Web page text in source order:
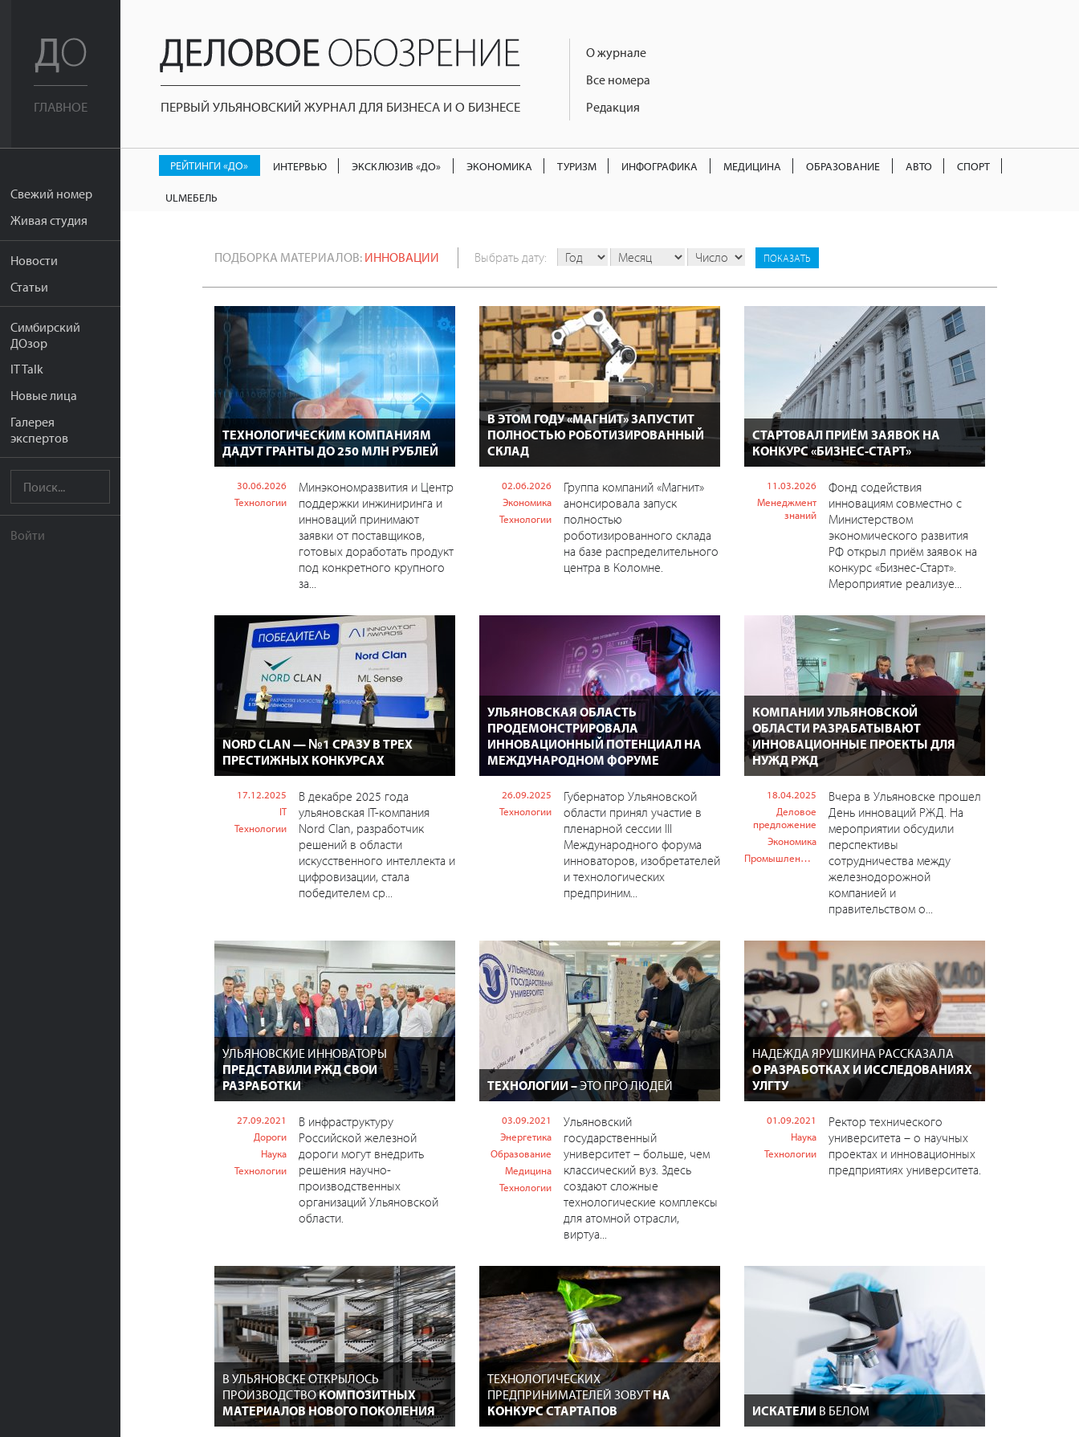
ГЛАВНОЕ
Свежий номер
Живая студия
Новости
Статьи
Симбирский
ДОзор
IT Talk
Новые лица
Галерея
экспертов
Войти
ПЕРВЫЙ УЛЬЯНОВСКИЙ ЖУРНАЛ ДЛЯ БИЗНЕСА И О БИЗНЕСЕ
О журнале
Все номера
Редакция
РЕЙТИНГИ «ДО» ИНТЕРВЬЮ ЭКСКЛЮЗИВ «ДО» ЭКОНОМИКА ТУРИЗМ ИНФОГРАФИКА МЕДИЦИНА ОБРАЗОВАНИЕ АВТО СПОРТ
ULМЕБЕЛЬ
ПОДБОРКА МАТЕРИАЛОВ: ИННОВАЦИИ Выбрать дату:
ТЕХНОЛОГИЧЕСКИМ КОМПАНИЯМ
ДАДУТ ГРАНТЫ ДО 250 МЛН РУБЛЕЙ
30.06.2026
Технологии
Минэкономразвития и Центр
поддержки инжиниринга и
инноваций принимают
заявки от поставщиков,
готовых доработать продукт
под конкретного крупного
за...
В ЭТОМ ГОДУ «МАГНИТ» ЗАПУСТИТ
ПОЛНОСТЬЮ РОБОТИЗИРОВАННЫЙ
СКЛАД
02.06.2026
Экономика
Технологии
Группа компаний «Магнит»
анонсировала запуск
полностью
роботизированного склада
на базе распределительного
центра в Коломне.
СТАРТОВАЛ ПРИЁМ ЗАЯВОК НА
КОНКУРС «БИЗНЕС-СТАРТ»
11.03.2026
Менеджмент
знаний
Фонд содействия
инновациям совместно с
Министерством
экономического развития
РФ открыл приём заявок на
конкурс «Бизнес-Старт».
Мероприятие реализуе...
NORD CLAN — №1 СРАЗУ В ТРЕХ
ПРЕСТИЖНЫХ КОНКУРСАХ
17.12.2025
IT
Технологии
В декабре 2025 года
ульяновская IT-компания
Nord Clan, разработчик
решений в области
искусственного интеллекта и
цифровизации, стала
победителем ср...
УЛЬЯНОВСКАЯ ОБЛАСТЬ
ПРОДЕМОНСТРИРОВАЛА
ИННОВАЦИОННЫЙ ПОТЕНЦИАЛ НА
МЕЖДУНАРОДНОМ ФОРУМЕ
26.09.2025
Технологии
Губернатор Ульяновской
области принял участие в
пленарной сессии III
Международного форума
инноваторов, изобретателей
и технологических
предприним...
КОМПАНИИ УЛЬЯНОВСКОЙ
ОБЛАСТИ РАЗРАБАТЫВАЮТ
ИННОВАЦИОННЫЕ ПРОЕКТЫ ДЛЯ
НУЖД РЖД
18.04.2025
Деловое
предложение
Экономика
Промышленность
Вчера в Ульяновске прошел
День инноваций РЖД. На
мероприятии обсудили
перспективы
сотрудничества между
железнодорожной
компанией и
правительством о...
УЛЬЯНОВСКИЕ ИННОВАТОРЫ
ПРЕДСТАВИЛИ РЖД СВОИ
РАЗРАБОТКИ
27.09.2021
Дороги
Наука
Технологии
В инфраструктуру
Российской железной
дороги могут внедрить
решения научно-
производственных
организаций Ульяновской
области.
ТЕХНОЛОГИИ –ЭТО ПРО ЛЮДЕЙ
03.09.2021
Энергетика
Образование
Медицина
Технологии
Ульяновский
государственный
университет – больше, чем
классический вуз. Здесь
создают сложные
технологические комплексы
для атомной отрасли,
виртуа...
НАДЕЖДА ЯРУШКИНА РАССКАЗАЛА
О РАЗРАБОТКАХ И ИССЛЕДОВАНИЯХ
УЛГТУ
01.09.2021
Наука
Технологии
Ректор технического
университета – о научных
проектах и инновационных
предприятиях университета.
В УЛЬЯНОВСКЕ ОТКРЫЛОСЬ
ПРОИЗВОДСТВОКОМПОЗИТНЫХ
МАТЕРИАЛОВ НОВОГО ПОКОЛЕНИЯ
ТЕХНОЛОГИЧЕСКИХ
ПРЕДПРИНИМАТЕЛЕЙ ЗОВУТНА
КОНКУРС СТАРТАПОВ
ИСКАТЕЛИ В БЕЛОМ